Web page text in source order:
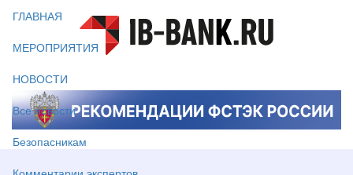
ГЛАВНАЯ
МЕРОПРИЯТИЯ
НОВОСТИ
Все новости
Безопасникам